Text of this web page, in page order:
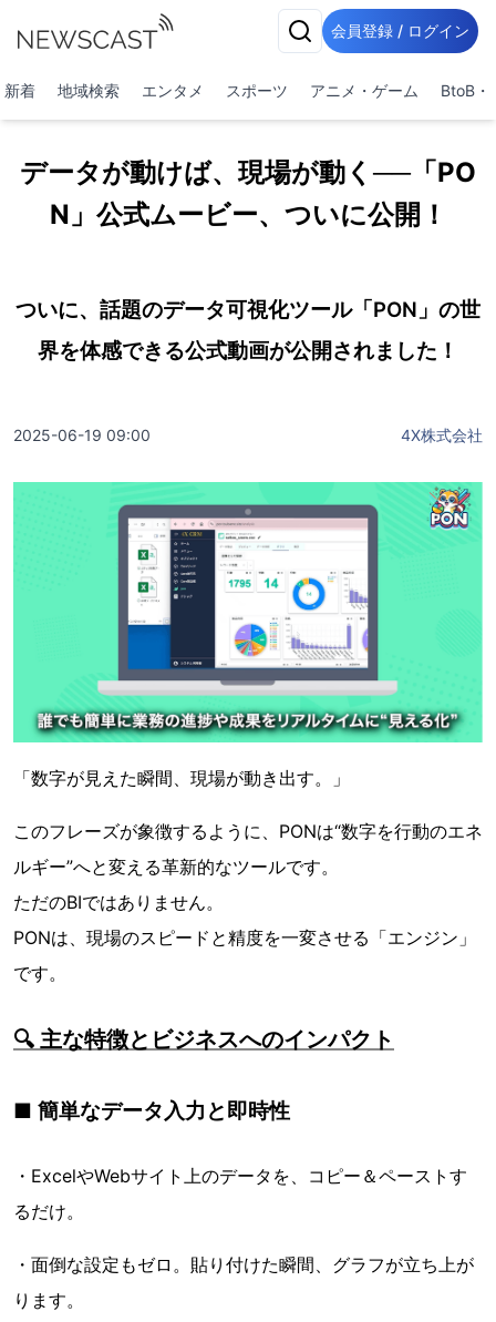
会員登録 / ログイン
新着 地域検索 エンタメ スポーツ アニメ・ゲーム BtoB・
データが動けば、現場が動く──「PO
N」公式ムービー、ついに公開！
ついに、話題のデータ可視化ツール「PON」の世
界を体感できる公式動画が公開されました！
2025-06-19 09:00 4X株式会社
「数字が見えた瞬間、現場が動き出す。」
このフレーズが象徴するように、PONは“数字を行動のエネ
ルギー”へと変える革新的なツールです。
ただのBIではありません。
PONは、現場のスピードと精度を一変させる「エンジン」
です。
🔍 主な特徴とビジネスへのインパクト
■ 簡単なデータ入力と即時性
・ExcelやWebサイト上のデータを、コピー＆ペーストす
るだけ。
・面倒な設定もゼロ。貼り付けた瞬間、グラフが立ち上が
ります。